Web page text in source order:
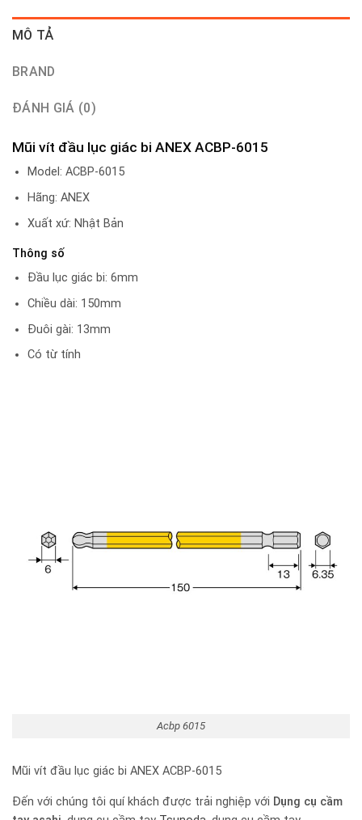
MÔ TẢ
BRAND
ĐÁNH GIÁ (0)
Mũi vít đầu lục giác bi ANEX ACBP-6015
Model: ACBP-6015
Hãng: ANEX
Xuất xứ: Nhật Bản
Thông số
Đầu lục giác bi: 6mm
Chiều dài: 150mm
Đuôi gài: 13mm
Có từ tính
Acbp 6015
Mũi vít đầu lục giác bi ANEX ACBP-6015
Đến với chúng tôi quí khách được trải nghiệp với Dụng cụ cầm